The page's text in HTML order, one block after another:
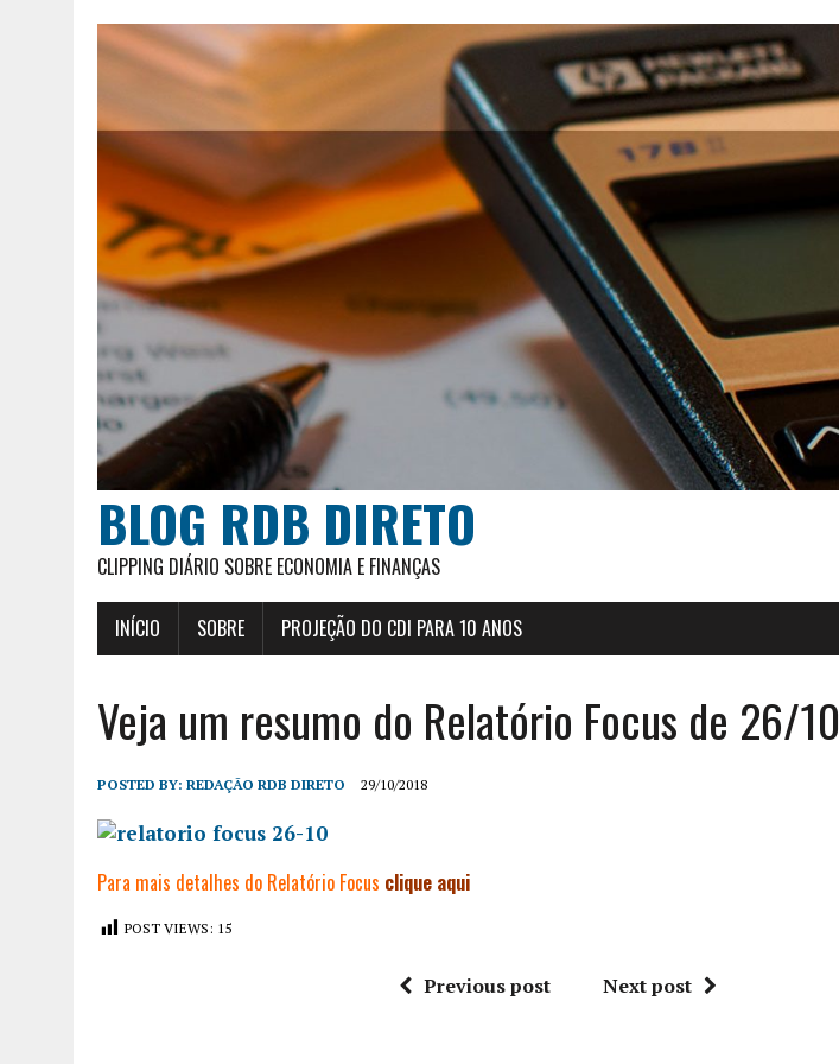
BLOG RDB DIRETO
CLIPPING DIÁRIO SOBRE ECONOMIA E FINANÇAS
INÍCIO SOBRE PROJEÇÃO DO CDI PARA 10 ANOS
Veja um resumo do Relatório Focus de 26/10
POSTED BY: REDAÇÃO RDB DIRETO 29/10/2018
Para mais detalhes do Relatório Focus clique aqui
POST VIEWS: 15
Previous post Next post